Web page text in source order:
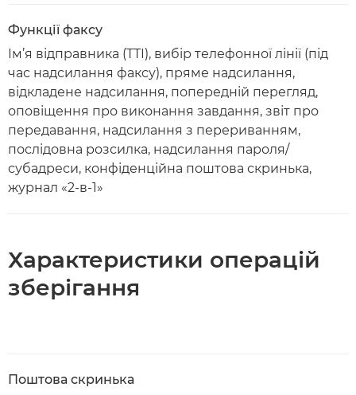
Функції факсу
Ім’я відправника (TTI), вибір телефонної лінії (під
час надсилання факсу), пряме надсилання,
відкладене надсилання, попередній перегляд,
оповіщення про виконання завдання, звіт про
передавання, надсилання з перериванням,
послідовна розсилка, надсилання пароля/
субадреси, конфіденційна поштова скринька,
журнал «2-в-1»
Характеристики операцій
зберігання
Поштова скринька